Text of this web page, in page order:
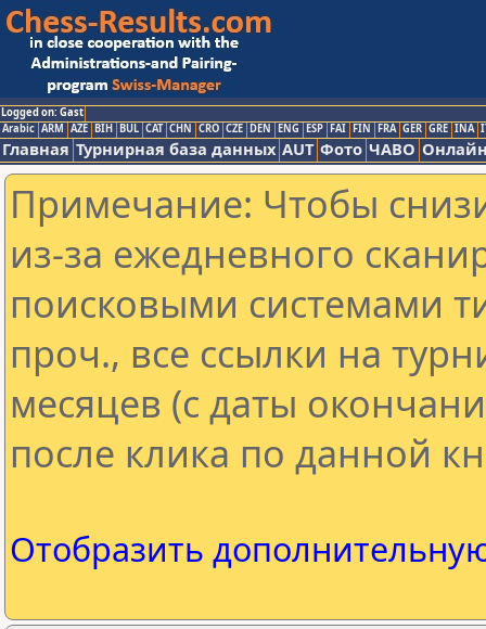
Logged on: Gast
Arabic ARM AZE BIH BUL CAT CHN CRO CZE DEN ENG ESP FAI FIN FRA GER GRE INA
Главная Турнирная база данных AUT Фото ЧАВО
Примечание: Чтобы
из-за ежедневного
поисковыми системами
проч., все ссылки на
месяцев (с даты
после клика по данной
Отобразить